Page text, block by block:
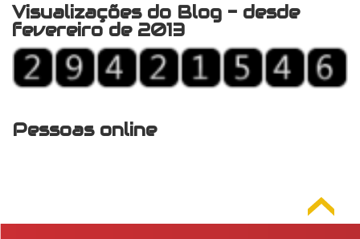
Visualizações do Blog - desde
fevereiro de 2013
Pessoas online